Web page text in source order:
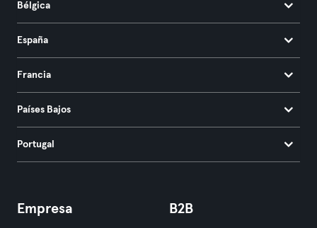
Bélgica
España
Francia
Países Bajos
Portugal
Empresa B2B